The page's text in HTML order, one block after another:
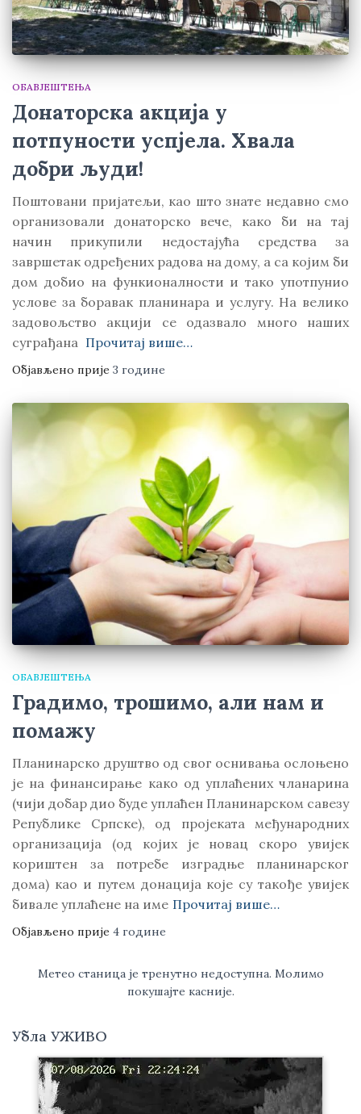
ОБАВЈЕШТЕЊА
Донаторска акција у
потпуности успјела. Хвала
добри људи!
Поштовани пријатељи, као што знате недавно смо
организовали донаторско вече, како би на тај
начин прикупили недостајућа средства за
завршетак одређених радова на дому, а са којим би
дом добио на функионалности и тако употпунио
услове за боравак планинара и услугу. На велико
задовољство акцији се одазвало много наших
суграђана Прочитај више…
Објављено прије 3 године
ОБАВЈЕШТЕЊА
Градимо, трошимо, али нам и
помажу
Планинарско друштво од свог оснивања ослоњено
је на финансирање како од уплаћених чланарина
(чији добар дио буде уплаћен Планинарском савезу
Републике Српске), од пројеката међународних
организација (од којих је новац скоро увијек
кориштен за потребе изградње планинарског
дома) као и путем донација које су такође увијек
бивале уплаћене на име Прочитај више…
Објављено прије 4 године
Метео станица је тренутно недоступна. Молимо
покушајте касније.
Убла УЖИВО